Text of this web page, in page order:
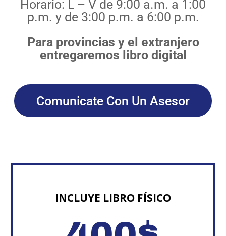
Horario: L – V de 9:00 a.m. a 1:00
p.m. y de 3:00 p.m. a 6:00 p.m.
Para provincias y el extranjero
entregaremos libro digital
Comunicate Con Un Asesor
INCLUYE LIBRO FÍSICO